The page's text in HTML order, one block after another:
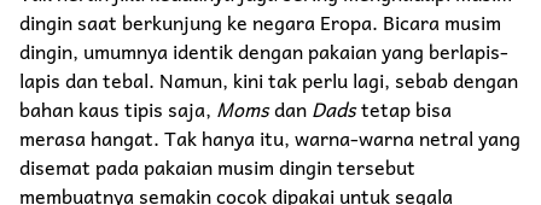
dingin saat berkunjung ke negara Eropa. Bicara musim
dingin, umumnya identik dengan pakaian yang berlapis-
lapis dan tebal. Namun, kini tak perlu lagi, sebab dengan
bahan kaus tipis saja, MomsdanDadstetap bisa
merasa hangat. Tak hanya itu, warna-warna netral yang
disemat pada pakaian musim dingin tersebut
membuatnya semakin cocok dipakai untuk segala